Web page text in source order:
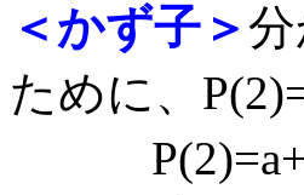
＜かず子＞
ために、